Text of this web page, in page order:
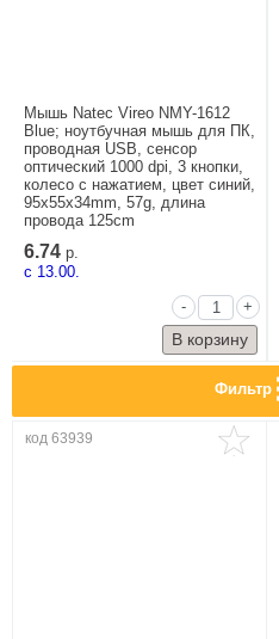
Мышь Natec Vireo NMY-1612
Blue; ноутбучная мышь для ПК,
проводная USB, сенсор
оптический 1000 dpi, 3 кнопки,
колесо с нажатием, цвет синий,
95x55x34mm, 57g, длина
провода 125cm
6.74 р.
c 13.00.
-
+
Фильтр
код 63939